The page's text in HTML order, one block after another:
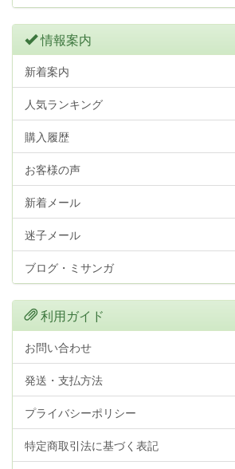
情報案内
新着案内
人気ランキング
購入履歴
お客様の声
新着メール
迷子メール
ブログ・ミサンガ
利用ガイド
お問い合わせ
発送・支払方法
プライバシーポリシー
特定商取引法に基づく表記